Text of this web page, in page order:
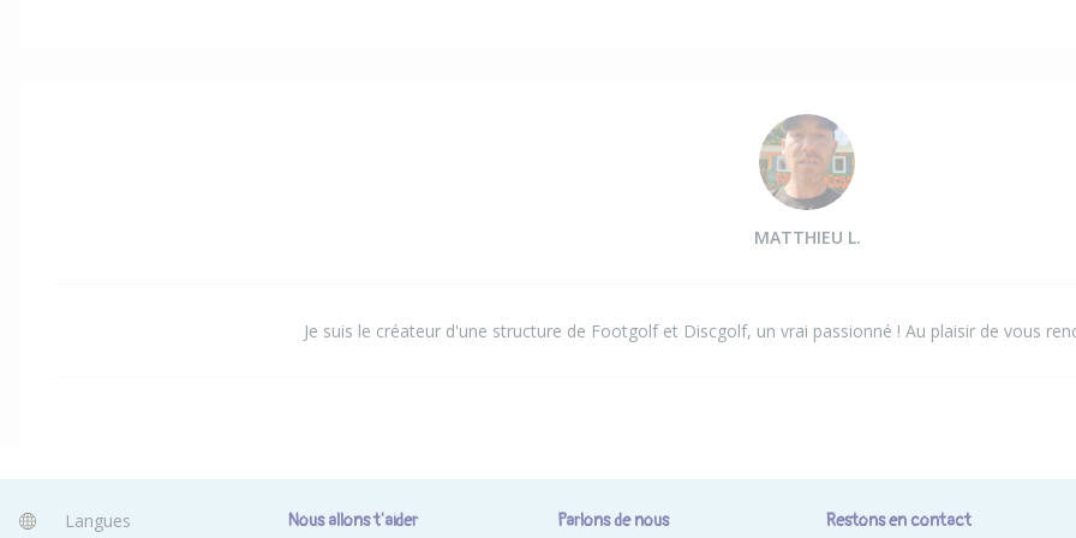
MATTHIEU L.
Je suis le créateur d'une structure de Footgolf et Discgolf, un vrai passionné ! Au plaisir de vous
Langues Nous allons t'aider Parlons de nous Restons en contact